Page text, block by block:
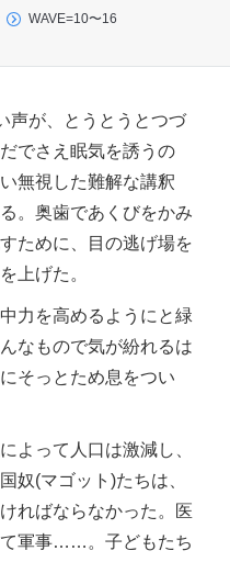
光基礎・光源
ン
サービス
WAVE=10〜16
声が、とうとうとつづ
でさえ眠気を誘うの
無視した難解な講釈
。奥歯であくびをかみ
ために、目の逃げ場を
上げた。
力を高めるようにと緑
なもので気が紛れるは
そっとため息をつい
よって人口は激減し、
奴(マゴット)たちは、
ればならなかった。医
て軍事……。子どもたち